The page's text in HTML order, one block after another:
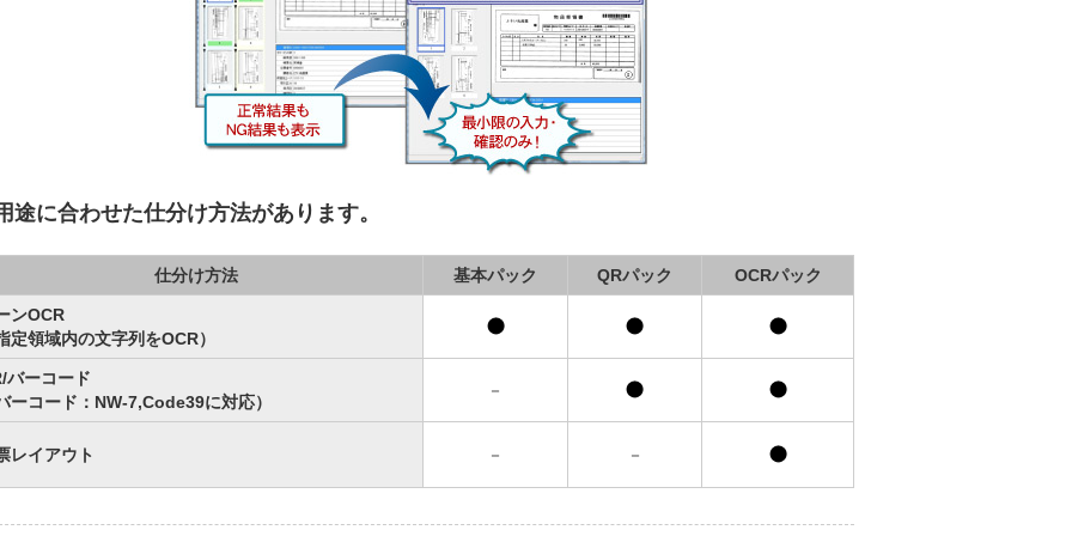
途に合わせた仕分け方法があります。
仕分け方法 基本パック QRパック OCRパック
ンOCR
定領域内の文字列をOCR）
バーコード
ーコード：NW-7,Code39に対応）
－
レイアウト － －